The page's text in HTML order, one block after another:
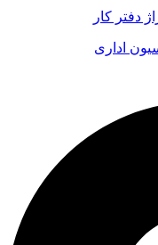
دفتر کار
اداری